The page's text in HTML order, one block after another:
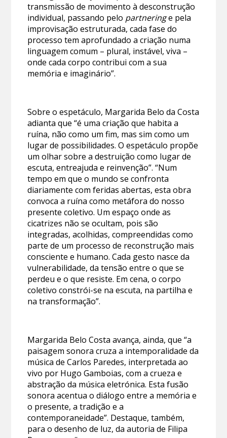
transmissão de movimento à desconstrução
individual, passando pelo partneringe pela
improvisação estruturada, cada fase do
processo tem aprofundado a criação numa
linguagem comum – plural, instável, viva –
onde cada corpo contribui com a sua
memória e imaginário”.
Sobre o espetáculo, Margarida Belo da Costa
adianta que “é uma criação que habita a
ruína, não como um fim, mas sim como um
lugar de possibilidades. O espetáculo propõe
um olhar sobre a destruição como lugar de
escuta, entreajuda e reinvenção”. “Num
tempo em que o mundo se confronta
diariamente com feridas abertas, esta obra
convoca a ruína como metáfora do nosso
presente coletivo. Um espaço onde as
cicatrizes não se ocultam, pois são
integradas, acolhidas, compreendidas como
parte de um processo de reconstrução mais
consciente e humano. Cada gesto nasce da
vulnerabilidade, da tensão entre o que se
perdeu e o que resiste. Em cena, o corpo
coletivo constrói-se na escuta, na partilha e
na transformação”.
Margarida Belo Costa avança, ainda, que “a
paisagem sonora cruza a intemporalidade da
música de Carlos Paredes, interpretada ao
vivo por Hugo Gamboias, com a crueza e
abstração da música eletrónica. Esta fusão
sonora acentua o diálogo entre a memória e
o presente, a tradição e a
contemporaneidade”. Destaque, também,
para o desenho de luz, da autoria de Filipa